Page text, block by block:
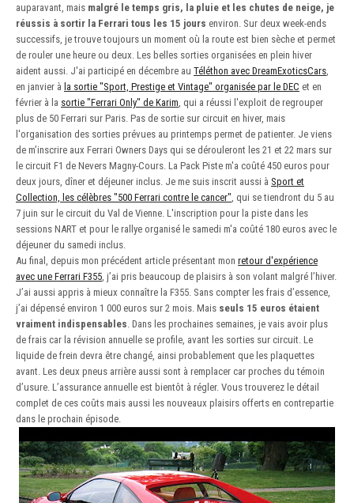
auparavant, mais malgré le temps gris, la pluie et les chutes de neige, je
réussis à sortir la Ferrari tous les 15 jours environ. Sur deux week-ends
successifs, je trouve toujours un moment où la route est bien sèche et permet
de rouler une heure ou deux. Les belles sorties organisées en plein hiver
aident aussi. J'ai participé en décembre au Téléthon avec DreamExoticsCars
en janvier à la sortie "Sport, Prestige et Vintage" organisée par le DEC et en
février à la sortie "Ferrari Only" de Karim , qui a réussi l'exploit de regrouper
plus de 50 Ferrari sur Paris. Pas de sortie sur circuit en hiver, mais
l'organisation des sorties prévues au printemps permet de patienter. Je viens
de m’inscrire aux Ferrari Owners Days qui se dérouleront les 21 et 22 mars sur
le circuit F1 de Nevers Magny-Cours. La Pack Piste m'a coûté 450 euros pour
deux jours, dîner et déjeuner inclus. Je me suis inscrit aussi à Sport et
Collection, les célèbres "500 Ferrari contre le cancer" , qui se tiendront du 5 au
7 juin sur le circuit du Val de Vienne. L'inscription pour la piste dans les
sessions NART et pour le rallye organisé le samedi m'a coûté 180 euros avec le
déjeuner du samedi inclus.
Au final, depuis mon précédent article présentant mon retour d'expérience
avec une Ferrari F355 , j’ai pris beaucoup de plaisirs à son volant malgré l’hiver.
J’ai aussi appris à mieux connaître la F355. Sans compter les frais d’essence,
j’ai dépensé environ 1 000 euros sur 2 mois. Mais seuls 15 euros étaient
vraiment indispensables . Dans les prochaines semaines, je vais avoir plus
de frais car la révision annuelle se profile, avant les sorties sur circuit. Le
liquide de frein devra être changé, ainsi probablement que les plaquettes
avant. Les deux pneus arrière aussi sont à remplacer car proches du témoin
d’usure. L’assurance annuelle est bientôt à régler. Vous trouverez le détail
complet de ces coûts mais aussi les nouveaux plaisirs offerts en contrepartie
dans le prochain épisode.